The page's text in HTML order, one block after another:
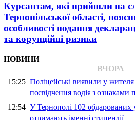
Курсантам, які прийшли на
Тернопільської області,
особливості подання
та корупційні ризики
НОВИНИ
ВЧОРА
15:25 Поліцейські виявили у
посвідчення водія з ознаками
12:54 У Тернополі 102 обдарованих
отримають іменні стипендії